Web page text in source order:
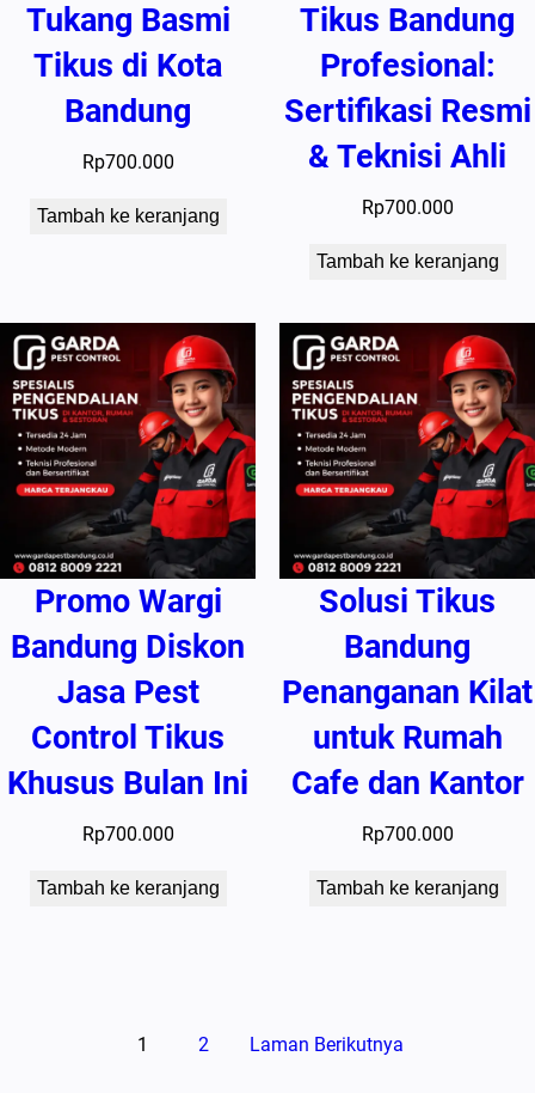
Tukang Basmi
Tikus di Kota
Bandung
Rp700.000
Tambah ke keranjang
Tikus Bandung
Profesional:
Sertifikasi Resmi
& Teknisi Ahli
Rp700.000
Tambah ke keranjang
Promo Wargi
Bandung Diskon
Jasa Pest
Control Tikus
Khusus Bulan Ini
Rp700.000
Tambah ke keranjang
Solusi Tikus
Bandung
Penanganan Kilat
untuk Rumah
Cafe dan Kantor
Rp700.000
Tambah ke keranjang
1 2 Laman Berikutnya